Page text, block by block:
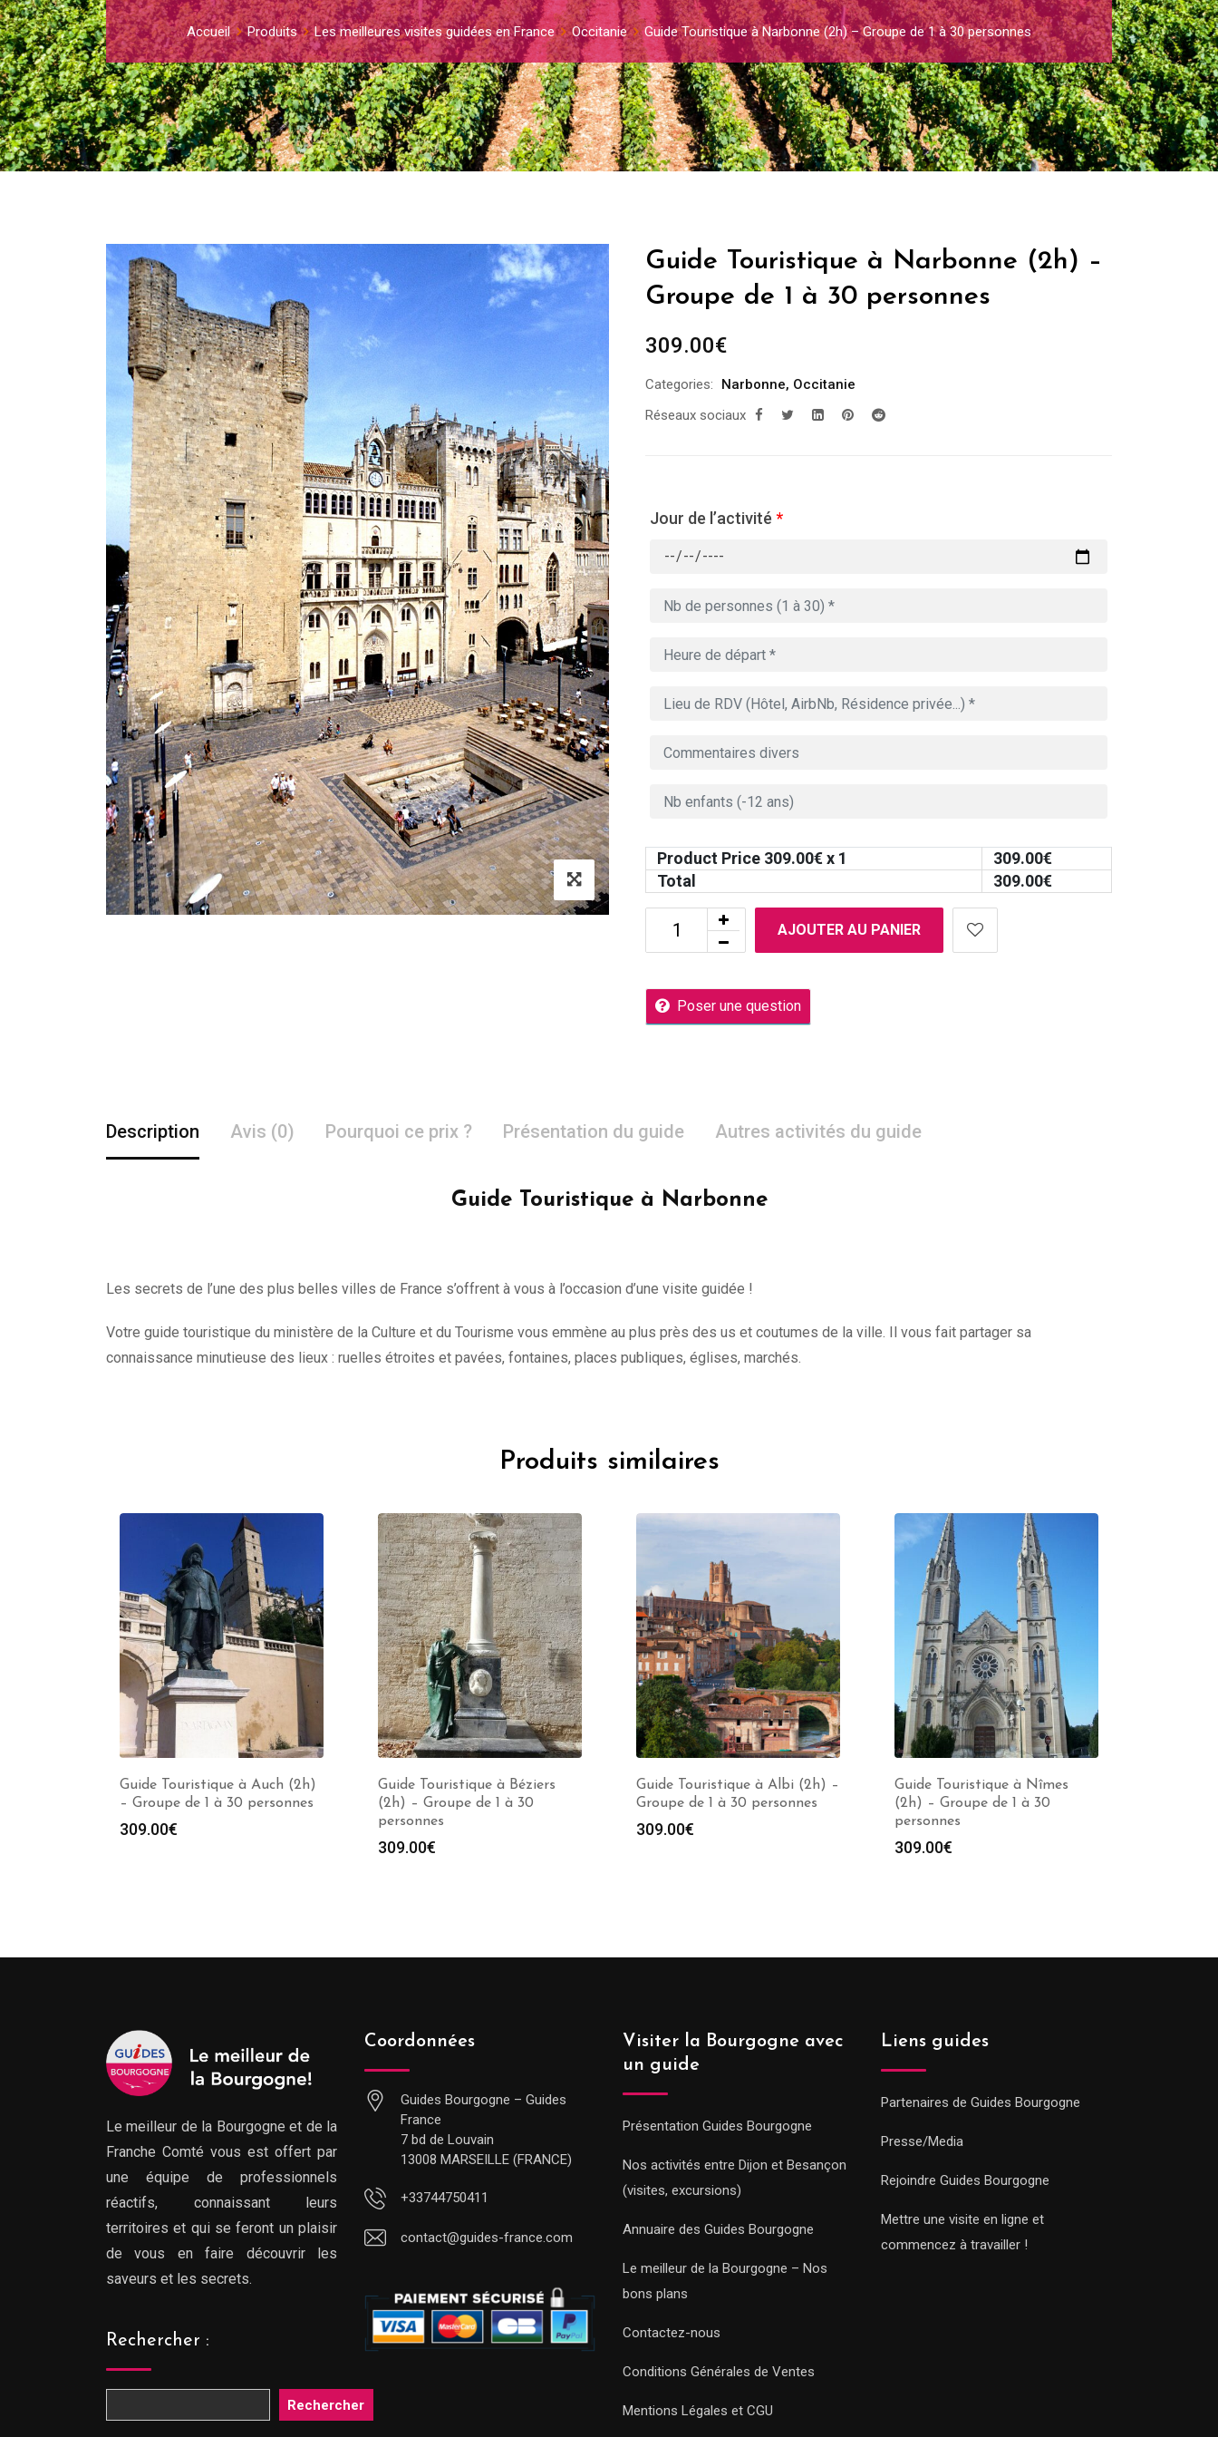
Accueil Produits Les meilleures visites guidées en France Occitanie Guide Touristique à Narbonne (2h) – Groupe de 1 à 30 personnes
Guide Touristique à Narbonne (2h) –
Groupe de 1 à 30 personnes
309.00€
Categories: Narbonne, Occitanie
Réseaux sociaux
Jour de l’activité *
Product Price 309.00€ x 1 309.00€
Total
309.00€
AJOUTER AU PANIER
Poser une question
Description Avis (0) Pourquoi ce prix ? Présentation du guide Autres activités du guide
Guide Touristique à Narbonne
Les secrets de l’une des plus belles villes de France s’offrent à vous à l’occasion d’une visite guidée !
Votre guide touristique du ministère de la Culture et du Tourisme vous emmène au plus près des us et coutumes de la ville. Il vous fait partager sa
connaissance minutieuse des lieux : ruelles étroites et pavées, fontaines, places publiques, églises, marchés.
Produits similaires
Guide Touristique à Auch (2h)
– Groupe de 1 à 30 personnes
309.00€
Guide Touristique à Béziers
(2h) – Groupe de 1 à 30
personnes
309.00€
Guide Touristique à Albi (2h) –
Groupe de 1 à 30 personnes
309.00€
Guide Touristique à Nîmes
(2h) – Groupe de 1 à 30
personnes
309.00€
Le meilleur de la Bourgogne et de la
Franche Comté vous est offert par
une équipe de professionnels
réactifs, connaissant leurs
territoires et qui se feront un plaisir
de vous en faire découvrir les
saveurs et les secrets.
Rechercher :
Rechercher
Coordonnées
Guides Bourgogne – Guides
France
7 bd de Louvain
13008 MARSEILLE (FRANCE)
+33744750411
contact@guides-france.com
Visiter la Bourgogne avec
un guide
Présentation Guides Bourgogne
Nos activités entre Dijon et Besançon
(visites, excursions)
Annuaire des Guides Bourgogne
Le meilleur de la Bourgogne – Nos
bons plans
Contactez-nous
Conditions Générales de Ventes
Mentions Légales et CGU
Liens guides
Partenaires de Guides Bourgogne
Presse/Media
Rejoindre Guides Bourgogne
Mettre une visite en ligne et
commencez à travailler !